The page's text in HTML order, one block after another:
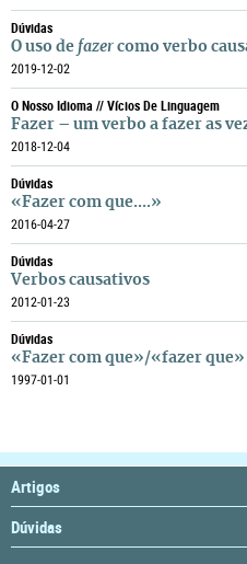
Dúvidas
O uso de fazer como verbo
2019-12-02
O Nosso Idioma // Vícios De Linguagem
Fazer – um verbo a fazer as
2018-12-04
Dúvidas
«Fazer com que....»
2016-04-27
Dúvidas
Verbos causativos
2012-01-23
Dúvidas
«Fazer com que»/«fazer que»
1997-01-01
Artigos
Dúvidas